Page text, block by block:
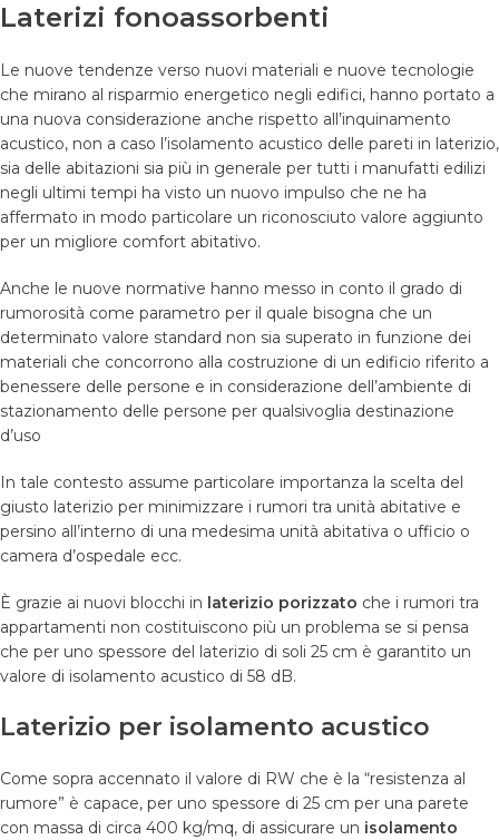
Laterizi fonoassorbenti
Le nuove tendenze verso nuovi materiali e nuove tecnologie
che mirano al risparmio energetico negli edifici, hanno portato a
una nuova considerazione anche rispetto all’inquinamento
acustico, non a caso l’isolamento acustico delle pareti in laterizio,
sia delle abitazioni sia più in generale per tutti i manufatti edilizi
negli ultimi tempi ha visto un nuovo impulso che ne ha
affermato in modo particolare un riconosciuto valore aggiunto
per un migliore comfort abitativo.
Anche le nuove normative hanno messo in conto il grado di
rumorosità come parametro per il quale bisogna che un
determinato valore standard non sia superato in funzione dei
materiali che concorrono alla costruzione di un edificio riferito a
benessere delle persone e in considerazione dell’ambiente di
stazionamento delle persone per qualsivoglia destinazione
d’uso
In tale contesto assume particolare importanza la scelta del
giusto laterizio per minimizzare i rumori tra unità abitative e
persino all’interno di una medesima unità abitativa o ufficio o
camera d’ospedale ecc.
È grazie ai nuovi blocchi in laterizio porizzato che i rumori tra
appartamenti non costituiscono più un problema se si pensa
che per uno spessore del laterizio di soli 25 cm è garantito un
valore di isolamento acustico di 58 dB.
Laterizio per isolamento acustico
Come sopra accennato il valore di RW che è la “resistenza al
rumore” è capace, per uno spessore di 25 cm per una parete
con massa di circa 400 kg/mq, di assicurare un isolamento